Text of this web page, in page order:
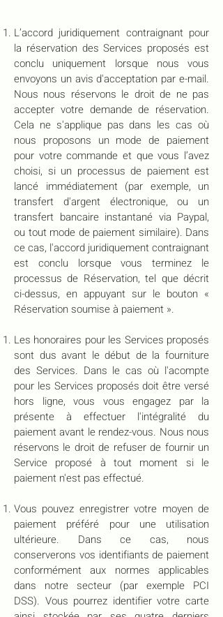
L’accord juridiquement contraignant pour
la réservation des Services proposés est
conclu uniquement lorsque nous vous
envoyons un avis d'acceptation par e-mail.
Nous nous réservons le droit de ne pas
accepter votre demande de réservation.
Cela ne s'applique pas dans les cas où
nous proposons un mode de paiement
pour votre commande et que vous l’avez
choisi, si un processus de paiement est
lancé immédiatement (par exemple, un
transfert d'argent électronique, ou un
transfert bancaire instantané via Paypal,
ou tout mode de paiement similaire). Dans
ce cas, l'accord juridiquement contraignant
est conclu lorsque vous terminez le
processus de Réservation, tel que décrit
ci-dessus, en appuyant sur le bouton «
Réservation soumise à paiement ».
Les honoraires pour les Services proposés
sont dus avant le début de la fourniture
des Services. Dans le cas où l'acompte
pour les Services proposés doit être versé
hors ligne, vous vous engagez par la
présente à effectuer l'intégralité du
paiement avant le rendez-vous. Nous nous
réservons le droit de refuser de fournir un
Service proposé à tout moment si le
paiement n'est pas effectué.
Vous pouvez enregistrer votre moyen de
paiement préféré pour une utilisation
ultérieure. Dans ce cas, nous
conserverons vos identifiants de paiement
conformément aux normes applicables
dans notre secteur (par exemple PCI
DSS). Vous pourrez identifier votre carte